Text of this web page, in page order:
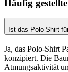
Häufig
Ist das Polo-Shirt
Ja, das Polo-Shirt
konzipiert. Die
Atmungsaktivität